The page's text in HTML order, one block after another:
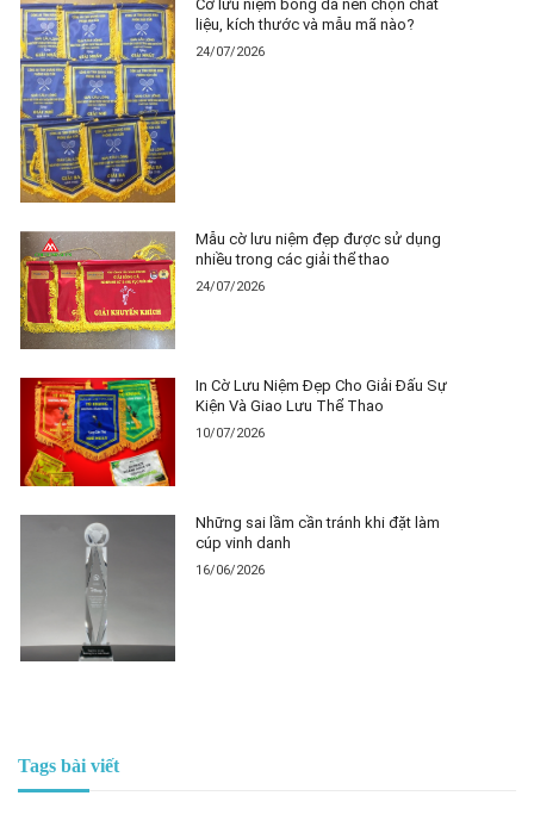
Cờ lưu niệm bóng đá nên chọn chất
liệu, kích thước và mẫu mã nào?
24/07/2026
Mẫu cờ lưu niệm đẹp được sử dụng
nhiều trong các giải thể thao
24/07/2026
In Cờ Lưu Niệm Đẹp Cho Giải Đấu Sự
Kiện Và Giao Lưu Thể Thao
10/07/2026
Những sai lầm cần tránh khi đặt làm
cúp vinh danh
16/06/2026
Tags bài viết